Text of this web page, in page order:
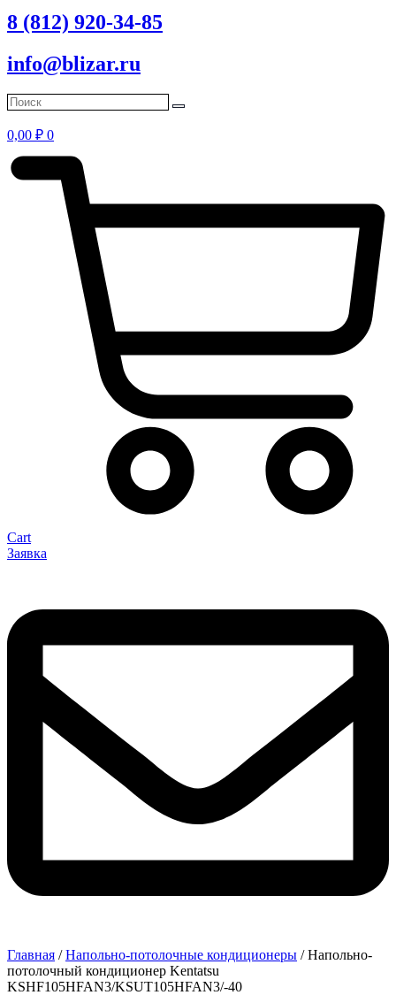
8 (812) 920-34-85
info@blizar.ru
0,00 ₽ 0
Cart
Заявка
Главная /Напольно-потолочные кондиционеры / Напольно-
потолочный кондиционер Kentatsu
KSHF105HFAN3/KSUT105HFAN3/-40